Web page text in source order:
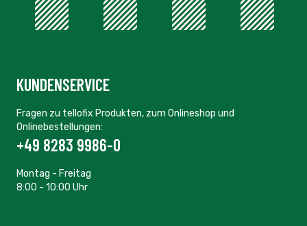
KUNDENSERVICE
Fragen zu tellofix Produkten, zum Onlineshop und
Onlinebestellungen:
+49 8283 9986-0
Montag - Freitag
8:00 - 10:00 Uhr